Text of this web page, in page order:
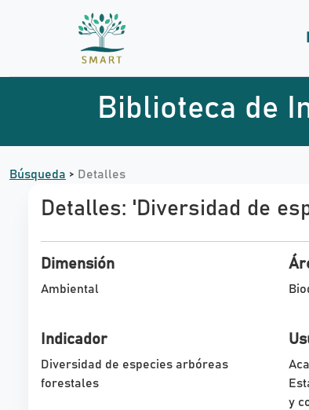
Biblioteca de
Búsqueda > Detalles
Detalles: 'Diversidad de
Dimensión
Ambiental
Indicador
Diversidad de especies arbóreas
forestales
y